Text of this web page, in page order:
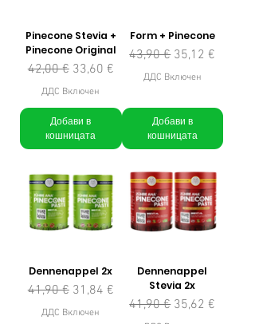
Pinecone Stevia +
Pinecone Original
Редовна цена
42,00 € Продажна цена
33,60 €
ДДС Включен
Добави в
кошницата
Form + Pinecone
Редовна цена
43,90 € Продажна цена
35,12 €
ДДС Включен
Добави в
кошницата
Dennenappel 2x
Редовна цена
41,90 € Продажна цена
31,84 €
ДДС Включен
Dennenappel
Stevia 2x
Редовна цена
41,90 € Продажна цена
35,62 €